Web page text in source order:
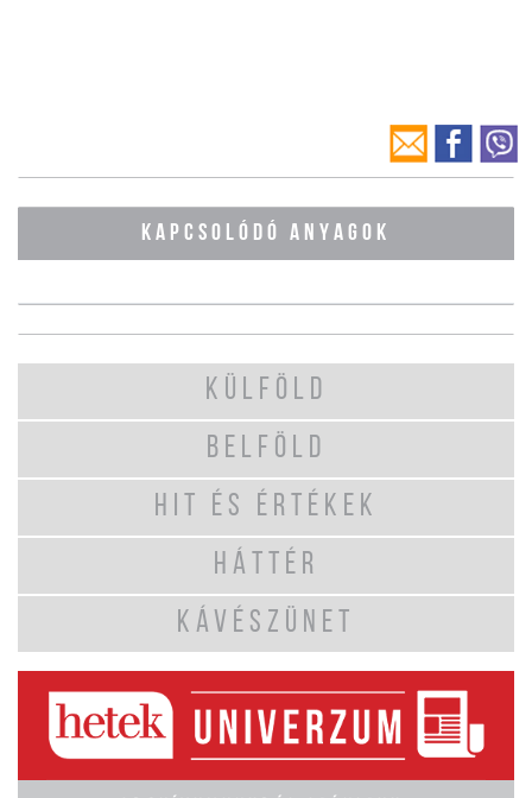
KAPCSOLÓDÓ ANYAGOK
KÜLFÖLD
BELFÖLD
HIT ÉS ÉRTÉKEK
HÁTTÉR
KÁVÉSZÜNET